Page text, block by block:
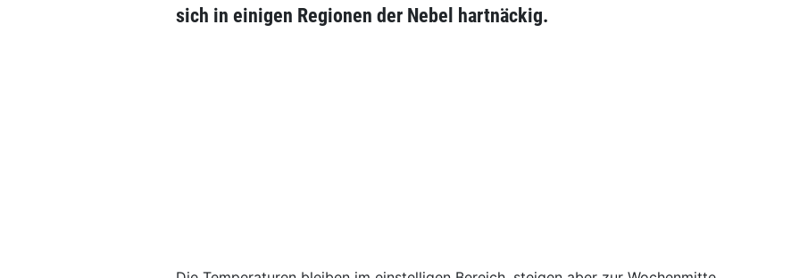
sich in einigen Regionen der Nebel hartnäckig.